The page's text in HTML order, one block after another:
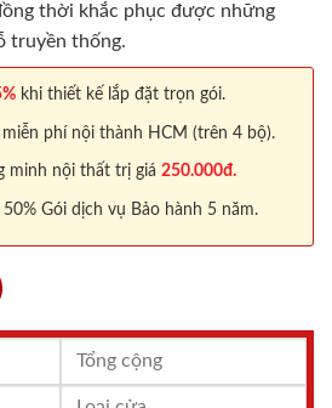
thời khắc phục được những
truyền thống.
khi thiết kế lắp đặt trọn gói.
miễn phí nội thành HCM (trên 4 bộ).
minh nội thất trị giá 250.000đ.
Gói dịch vụ Bảo hành 5 năm.